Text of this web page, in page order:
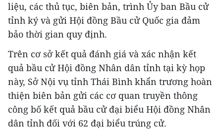
liệu, các thủ tục, biên bản, trình Ủy ban Bầu cử
tỉnh ký và gửi Hội đồng Bầu cử Quốc gia đảm
bảo thời gian quy định.
Trên cơ sở kết quả đánh giá và xác nhận kết
quả bầu cử Hội đồng Nhân dân tỉnh tại kỳ họp
này, Sở Nội vụ tỉnh Thái Bình khẩn trương hoàn
thiện biên bản gửi các cơ quan truyền thông
công bố kết quả bầu cử đại biểu Hội đồng Nhân
dân tỉnh đối với 62 đại biểu trúng cử.